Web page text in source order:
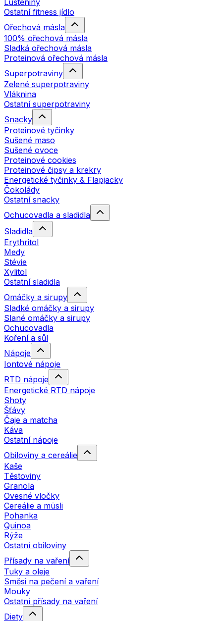
Luštěniny
Ostatní fitness jídlo
Ořechová másla
100% ořechová másla
Sladká ořechová másla
Proteinová ořechová másla
Superpotraviny
Zelené superpotraviny
Vláknina
Ostatní superpotraviny
Snacky
Proteinové tyčinky
Sušené maso
Sušené ovoce
Proteinové cookies
Proteinové čipsy a krekry
Energetické tyčinky & Flapjacky
Čokolády
Ostatní snacky
Ochucovadla a sladidla
Sladidla
Erythritol
Medy
Stévie
Xylitol
Ostatní sladidla
Omáčky a sirupy
Sladké omáčky a sirupy
Slané omáčky a sirupy
Ochucovadla
Koření a sůl
Nápoje
Iontové nápoje
RTD nápoje
Energetické RTD nápoje
Shoty
Šťávy
Čaje a matcha
Káva
Ostatní nápoje
Obiloviny a cereálie
Kaše
Těstoviny
Granola
Ovesné vločky
Cereálie a müsli
Pohanka
Quinoa
Rýže
Ostatní obiloviny
Přísady na vaření
Tuky a oleje
Směsi na pečení a vaření
Mouky
Ostatní přísady na vaření
Diety